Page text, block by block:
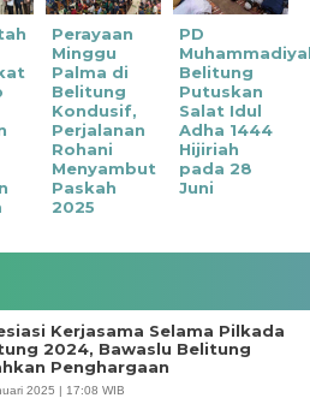
Perayaan
Minggu
Palma di
Belitung
Kondusif,
Perjalanan
Rohani
Menyambut
Paskah
2025
PD
Belitung
Putuskan
Salat Idul
Adha 1444
Hijiriah
pada 28
Juni
Kerjasama Selama Pilkada
2024, Bawaslu Belitung
Penghargaan
2025 | 17:08 WIB